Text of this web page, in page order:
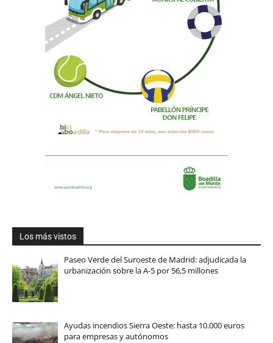
Los más vistos
Paseo Verde del Suroeste de Madrid: adjudicada la
urbanización sobre la A-5 por 56,5 millones
Ayudas incendios Sierra Oeste: hasta 10.000 euros
para empresas y autónomos